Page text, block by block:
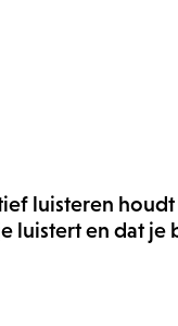
luisteren
luistert en dat